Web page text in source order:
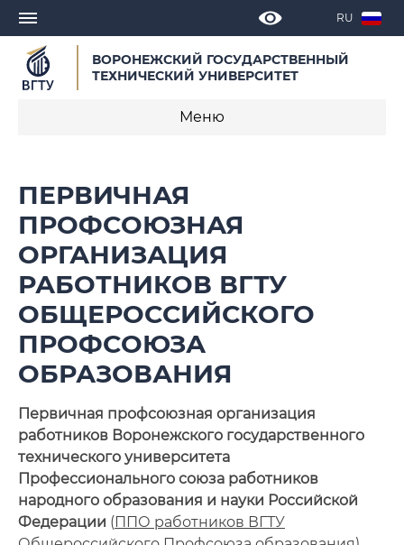
RU
ВОРОНЕЖСКИЙ ГОСУДАРСТВЕННЫЙ
ТЕХНИЧЕСКИЙ УНИВЕРСИТЕТ
Меню
Объявления
Новости
Деятельность
Документы
Состав профкома
Контакты
Поздравления
Фотогалерея
ПЕРВИЧНАЯ
ПРОФСОЮЗНАЯ
ОРГАНИЗАЦИЯ
РАБОТНИКОВ ВГТУ
ОБЩЕРОССИЙСКОГО
ПРОФСОЮЗА
ОБРАЗОВАНИЯ
Первичная профсоюзная организация
работников Воронежского государственного
технического университета
Профессионального союза работников
народного образования и науки Российской
Федерации (ППО работников ВГТУ